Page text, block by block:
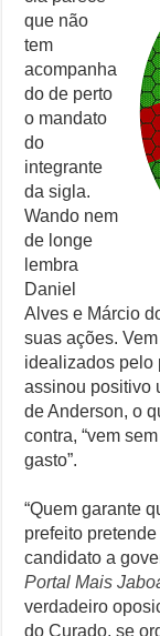
que não
tem
acompanha
do de perto
o mandato
do
integrante
da sigla.
Wando nem
de longe
lembra
Daniel
Alves e Márcio
suas ações.
idealizados pelo
assinou positivo
de Anderson, o
contra, “vem
gasto”.
“Quem garante
prefeito
candidato a
Portal Mais
verdadeiro
do Curado, se